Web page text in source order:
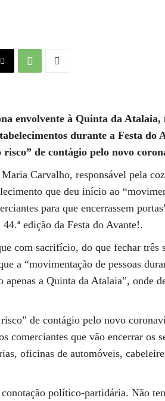
envolvente à Quinta da
durante a Festa do
de contágio pelo novo
Carvalho, responsável pela
que deu início ao
para que encerrassem
edição da Festa do Avante!.
com sacrifício, do que fechar três
a “movimentação de pessoas
apenas a Quinta da Atalaia”, onde
de contágio pelo novo
comerciantes que vão encerrar os
oficinas de automóveis,
político-partidária. Não